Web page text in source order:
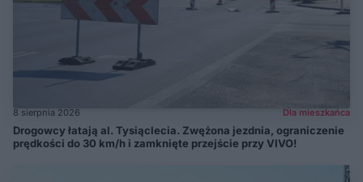
8 sierpnia 2026 Dla mieszkańca
Drogowcy łatają al. Tysiąclecia. Zwężona jezdnia, ograniczenie
prędkości do 30 km/h i zamknięte przejście przy VIVO!